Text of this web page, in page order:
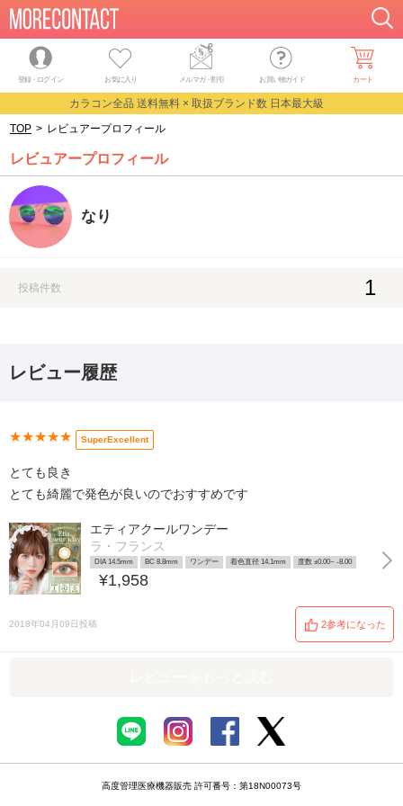
登録・ログイン お気に入り メルマガ・割引 お買い物ガイド カート
カラコン全品 送料無料 × 取扱ブランド数 日本最大級
TOP > レビュアープロフィール
レビュアープロフィール
なり
投稿件数 1
レビュー履歴
★★★★★ SuperExcellent
とても良き
とても綺麗で発色が良いのでおすすめです
エティアクールワンデー
ラ・フランス
DIA 14.5mm BC 8.8mm ワンデー 着色直径 14.1mm 度数 ±0.00~ -8.00
¥1,958
2018年04月09日投稿 2参考になった
高度管理医療機器販売 許可番号：第18N00073号